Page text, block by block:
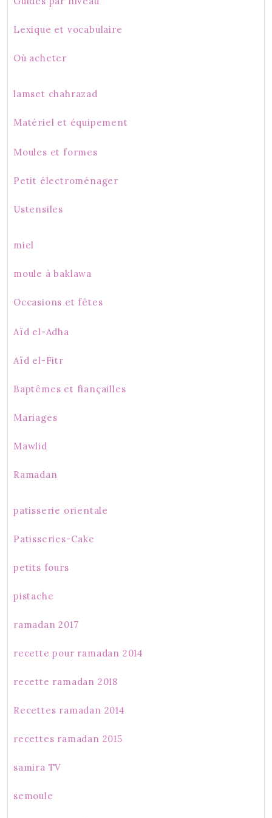
Lexique et vocabulaire
Où acheter
lamset chahrazad
Matériel et équipement
Moules et formes
Petit électroménager
Ustensiles
miel
moule à baklawa
Occasions et fêtes
Aïd el-Adha
Aïd el-Fitr
Baptêmes et fiançailles
Mariages
Mawlid
Ramadan
patisserie orientale
Patisseries-Cake
petits fours
pistache
ramadan 2017
recette pour ramadan 2014
recette ramadan 2018
Recettes ramadan 2014
recettes ramadan 2015
samira TV
semoule